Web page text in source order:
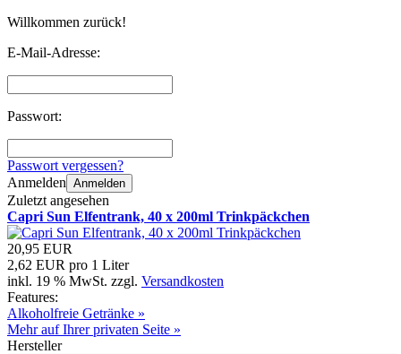
Willkommen zurück!
E-Mail-Adresse:
Passwort:
Passwort vergessen?
Anmelden Anmelden
Zuletzt angesehen
Capri Sun Elfentrank, 40 x 200ml Trinkpäckchen
20,95 EUR
2,62 EUR pro 1 Liter
inkl. 19 % MwSt. zzgl. Versandkosten
Features:
Alkoholfreie Getränke »
Mehr auf Ihrer privaten Seite »
Hersteller